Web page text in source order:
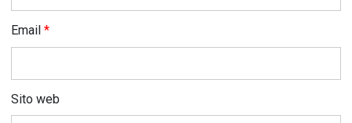
Email *
Sito web